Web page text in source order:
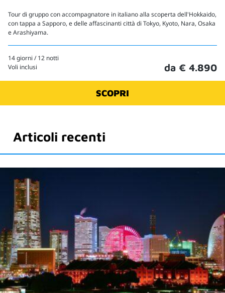
Tour di gruppo con accompagnatore in italiano alla scoperta dell'Hokkaido,
con tappa a Sapporo, e delle affascinanti città di Tokyo, Kyoto, Nara, Osaka
e Arashiyama.
14 giorni / 12 notti
Voli inclusi
da € 4.890
SCOPRI
Articoli recenti